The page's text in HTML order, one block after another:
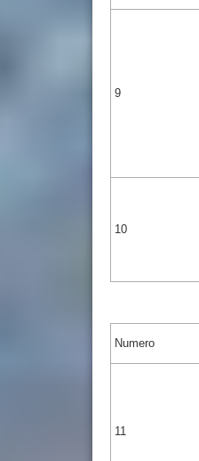
9
10
Numero
11